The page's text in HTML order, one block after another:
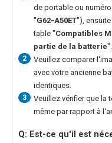
de portable ou
"G62-A50ET"),
table "Compatibles
partie de la batterie".
2 Veuillez comparer
avec votre ancienne
identiques.
3
Veuillez vérifier que la
même par rapport à
Q: Est-ce qu'il est